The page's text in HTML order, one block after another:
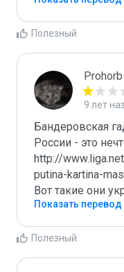
Полезный
Prohorb
9 лет
Бандеровская
России - это
http://
putina-kartina-
Вот такие они
Показать перевод
Полезный